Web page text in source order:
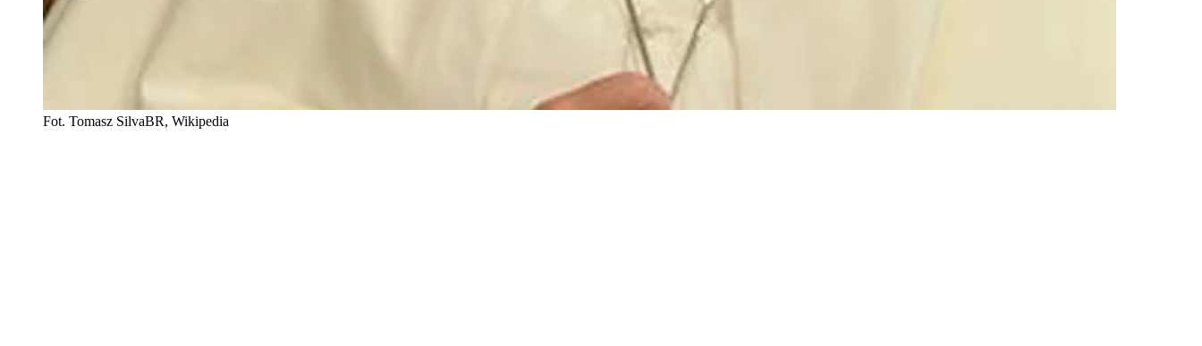
Fot. Tomasz SilvaBR, Wikipedia